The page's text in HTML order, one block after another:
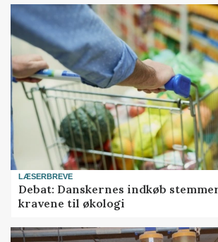
LÆSERBREVE
Debat: Danskernes indkøb
kravene til økologi